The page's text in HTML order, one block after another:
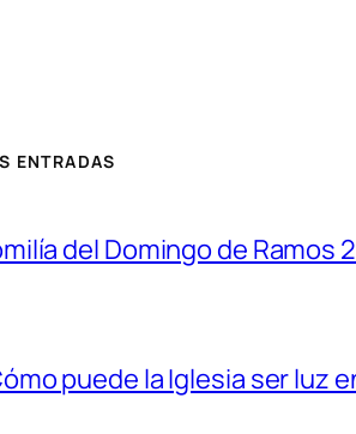
ENTRADAS
del Domingo de Ramos
puede la Iglesia ser luz